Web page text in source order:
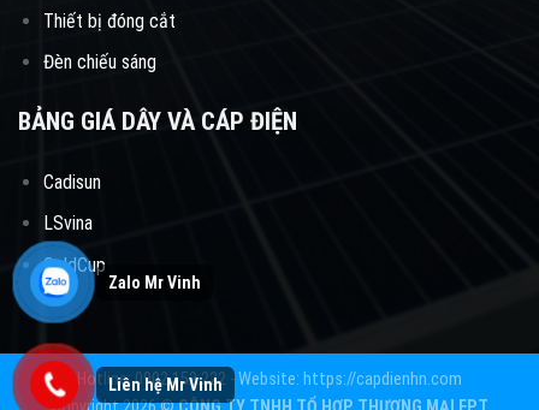
Thiết bị đóng cắt
Đèn chiếu sáng
BẢNG GIÁ DÂY VÀ CÁP ĐIỆN
Cadisun
LSvina
GoldCup
Hotline: 0902.152.222 - Website: https://capdienhn.com